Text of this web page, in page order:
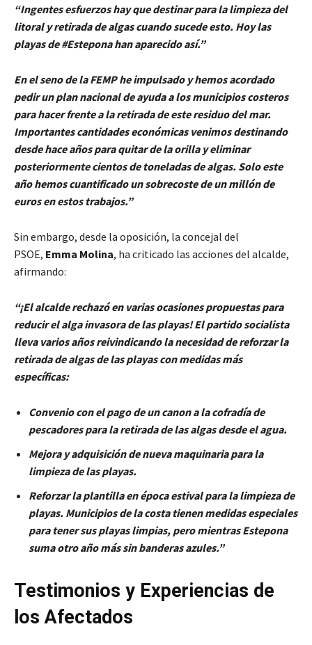
“Ingentes esfuerzos hay que destinar para la limpieza del
litoral y retirada de algas cuando sucede esto. Hoy las
playas de #Estepona han aparecido así.”
En el seno de la FEMP he impulsado y hemos acordado
pedir un plan nacional de ayuda a los municipios costeros
para hacer frente a la retirada de este residuo del mar.
Importantes cantidades económicas venimos destinando
desde hace años para quitar de la orilla y eliminar
posteriormente cientos de toneladas de algas. Solo este
año hemos cuantificado un sobrecoste de un millón de
euros en estos trabajos.”
Sin embargo, desde la oposición, la concejal del
PSOE, Emma Molina, ha criticado las acciones del alcalde,
afirmando:
“¡El alcalde rechazó en varias ocasiones propuestas para
reducir el alga invasora de las playas! El partido socialista
lleva varios años reivindicando la necesidad de reforzar la
retirada de algas de las playas con medidas más
específicas:
Convenio con el pago de un canon a la cofradía de
pescadores para la retirada de las algas desde el agua.
Mejora y adquisición de nueva maquinaria para la
limpieza de las playas.
Reforzar la plantilla en época estival para la limpieza de
playas. Municipios de la costa tienen medidas especiales
para tener sus playas limpias, pero mientras Estepona
suma otro año más sin banderas azules.”
Testimonios y Experiencias de
los Afectados